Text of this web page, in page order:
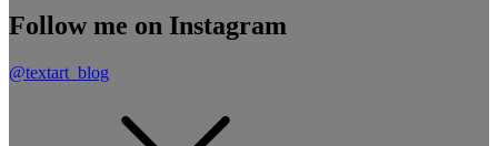
Follow me on Instagram
@textart_blog